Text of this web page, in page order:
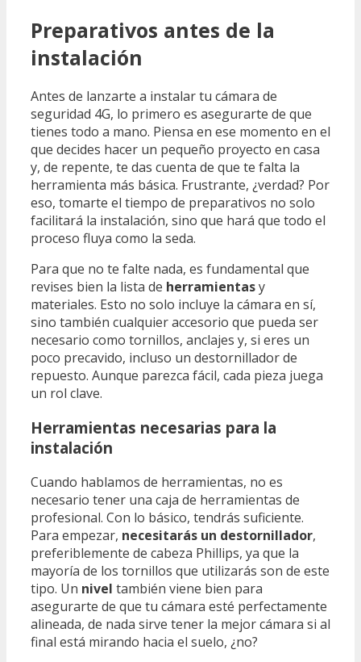
Preparativos antes de la
instalación
Antes de lanzarte a instalar tu cámara de
seguridad 4G, lo primero es asegurarte de que
tienes todo a mano. Piensa en ese momento en el
que decides hacer un pequeño proyecto en casa
y, de repente, te das cuenta de que te falta la
herramienta más básica. Frustrante, ¿verdad? Por
eso, tomarte el tiempo de preparativos no solo
facilitará la instalación, sino que hará que todo el
proceso fluya como la seda.
Para que no te falte nada, es fundamental que
revises bien la lista de herramientasy
materiales. Esto no solo incluye la cámara en sí,
sino también cualquier accesorio que pueda ser
necesario como tornillos, anclajes y, si eres un
poco precavido, incluso un destornillador de
repuesto. Aunque parezca fácil, cada pieza juega
un rol clave.
Herramientas necesarias para la
instalación
Cuando hablamos de herramientas, no es
necesario tener una caja de herramientas de
profesional. Con lo básico, tendrás suficiente.
Para empezar, necesitarás un destornillador,
preferiblemente de cabeza Phillips, ya que la
mayoría de los tornillos que utilizarás son de este
tipo. Un nivel también viene bien para
asegurarte de que tu cámara esté perfectamente
alineada, de nada sirve tener la mejor cámara si al
final está mirando hacia el suelo, ¿no?